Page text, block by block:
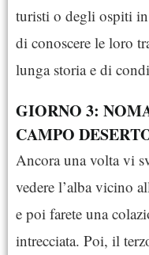
turisti o degli ospiti in
di conoscere le loro
lunga storia e di
GIORNO 3:
CAMPO
Ancora una volta vi
vedere l’alba vicino
e poi farete una
intrecciata. Poi, il